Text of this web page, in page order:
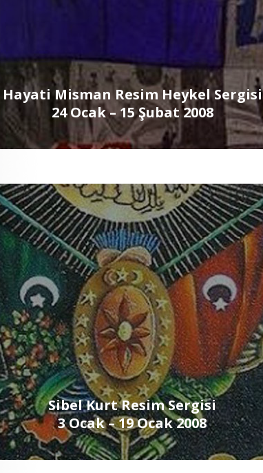
Hayati Misman Resim Heykel Sergisi
24 Ocak – 15 Şubat 2008
Sibel Kurt Resim Sergisi
3 Ocak – 19 Ocak 2008